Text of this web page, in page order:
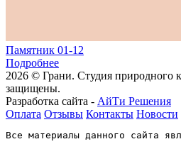
Памятник 01-12
Подробнее
2026 © Грани. Студия природного
защищены.
Разработка сайта - АйТи Решения
Оплата Отзывы Контакты Новости
Все материалы данного сайта